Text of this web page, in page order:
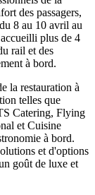
des passagers,
8 au 10 avril au
plus de 4
rail et des
à bord.
la restauration à
telles que
Catering, Flying
et Cuisine
à bord.
et d'options
goût de luxe et